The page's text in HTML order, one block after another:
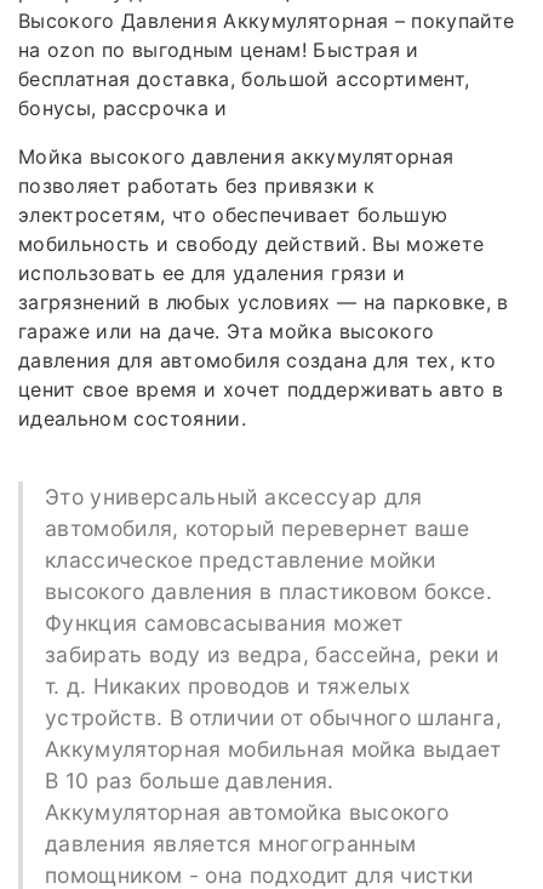
Высокого Давления Аккумуляторная – покупайте
на ozon по выгодным ценам! Быстрая и
бесплатная доставка, большой ассортимент,
бонусы, рассрочка и
Мойка высокого давления аккумуляторная
позволяет работать без привязки к
электросетям, что обеспечивает большую
мобильность и свободу действий. Вы можете
использовать ее для удаления грязи и
загрязнений в любых условиях — на парковке, в
гараже или на даче. Эта мойка высокого
давления для автомобиля создана для тех, кто
ценит свое время и хочет поддерживать авто в
идеальном состоянии.
Это универсальный аксессуар для
автомобиля, который перевернет ваше
классическое представление мойки
высокого давления в пластиковом боксе.
Функция самовсасывания может
забирать воду из ведра, бассейна, реки и
т. д. Никаких проводов и тяжелых
устройств. В отличии от обычного шланга,
Аккумуляторная мобильная мойка выдает
В 10 раз больше давления.
Аккумуляторная автомойка высокого
давления является многогранным
помощником - она подходит для чистки